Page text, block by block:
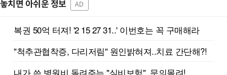
놓치면 아쉬운 정보 AD